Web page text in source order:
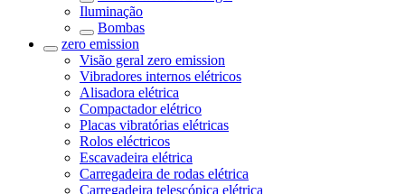
Iluminação
Bombas
zero emission
Visão geral zero emission
Vibradores internos elétricos
Alisadora elétrica
Compactador elétrico
Placas vibratórias elétricas
Rolos eléctricos
Escavadeira elétrica
Carregadeira de rodas elétrica
Carregadeira telescópica elétrica